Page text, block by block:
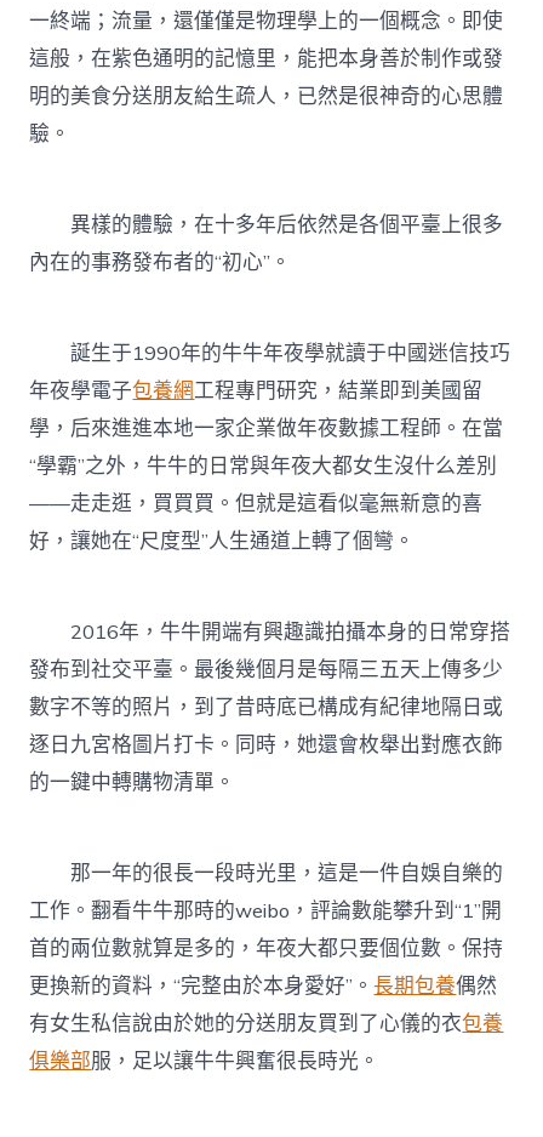
一終端；流量，還僅僅是物理學上的一個概念。即使
這般，在紫色通明的記憶里，能把本身善於制作或發
明的美食分送朋友給生疏人，已然是很神奇的心思體
驗。
異樣的體驗，在十多年后依然是各個平臺上很多
內在的事務發布者的“初心”。
誕生于1990年的牛牛年夜學就讀于中國迷信技巧
年夜學電子包養網工程專門研究，結業即到美國留
學，后來進進本地一家企業做年夜數據工程師。在當
“學霸”之外，牛牛的日常與年夜大都女生沒什么差別
——走走逛，買買買。但就是這看似毫無新意的喜
好，讓她在“尺度型”人生通道上轉了個彎。
2016年，牛牛開端有興趣識拍攝本身的日常穿搭
發布到社交平臺。最後幾個月是每隔三五天上傳多少
數字不等的照片，到了昔時底已構成有紀律地隔日或
逐日九宮格圖片打卡。同時，她還會枚舉出對應衣飾
的一鍵中轉購物清單。
那一年的很長一段時光里，這是一件自娛自樂的
工作。翻看牛牛那時的weibo，評論數能攀升到“1”開
首的兩位數就算是多的，年夜大都只要個位數。保持
更換新的資料，“完整由於本身愛好”。長期包養偶然
有女生私信說由於她的分送朋友買到了心儀的衣包養
俱樂部服，足以讓牛牛興奮很長時光。